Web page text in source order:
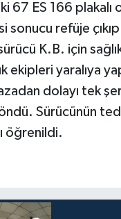
67 ES 166
sonucu refüje
K.B. için
ekipleri yaralıya
dolayı tek
Sürücünün
öğrenildi.